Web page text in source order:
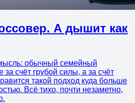
А дышит как
обычный семейный
за счёт грубой силы, а за счёт
такой подход куда больше
Всё тихо, почти незаметно,